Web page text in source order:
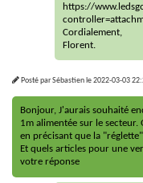
https://
Cordialement,
Florent.
Posté parSébastienle2022-03-03
Bonjour, J'aurais souhaité
1m alimentée sur le
en précisant que la
Et quels articles pour une
votre réponse